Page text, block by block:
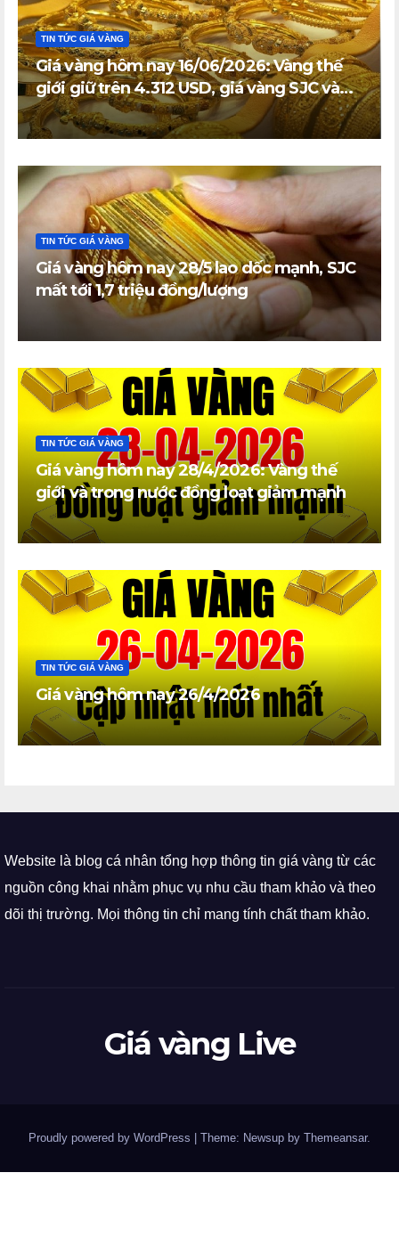
TIN TỨC GIÁ VÀNG
Giá vàng hôm nay 16/06/2026: Vàng thế
giới giữ trên 4.312 USD, giá vàng SJC và
vàng nhẫn trong nước đi ngang
TIN TỨC GIÁ VÀNG
Giá vàng hôm nay 28/5 lao dốc mạnh, SJC
mất tới 1,7 triệu đồng/lượng
TIN TỨC GIÁ VÀNG
Giá vàng hôm nay 28/4/2026: Vàng thế
giới và trong nước đồng loạt giảm mạnh
TIN TỨC GIÁ VÀNG
Giá vàng hôm nay 26/4/2026
Website là blog cá nhân tổng hợp thông tin giá vàng từ các
nguồn công khai nhằm phục vụ nhu cầu tham khảo và theo
dõi thị trường. Mọi thông tin chỉ mang tính chất tham khảo.
Giá vàng Live
Proudly powered by WordPress Theme: Newsup by Themeansar.